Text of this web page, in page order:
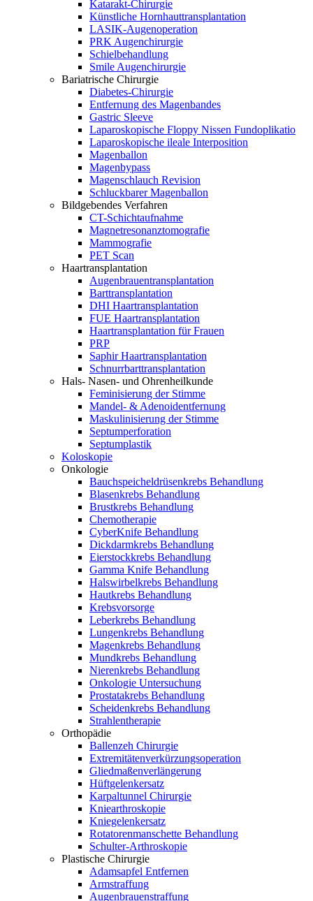
Katarakt-Chirurgie
Künstliche Hornhauttransplantation
LASIK-Augenoperation
PRK Augenchirurgie
Schielbehandlung
Smile Augenchirurgie
Bariatrische Chirurgie
Diabetes-Chirurgie
Entfernung des Magenbandes
Gastric Sleeve
Laparoskopische Floppy Nissen Fundoplikatio
Laparoskopische ileale Interposition
Magenballon
Magenbypass
Magenschlauch Revision
Schluckbarer Magenballon
Bildgebendes Verfahren
CT-Schichtaufnahme
Magnetresonanztomografie
Mammografie
PET Scan
Haartransplantation
Augenbrauentransplantation
Barttransplantation
DHI Haartransplantation
FUE Haartransplantation
Haartransplantation für Frauen
PRP
Saphir Haartransplantation
Schnurrbarttransplantation
Hals- Nasen- und Ohrenheilkunde
Feminisierung der Stimme
Mandel- & Adenoidentfernung
Maskulinisierung der Stimme
Septumperforation
Septumplastik
Koloskopie
Onkologie
Bauchspeicheldrüsenkrebs Behandlung
Blasenkrebs Behandlung
Brustkrebs Behandlung
Chemotherapie
CyberKnife Behandlung
Dickdarmkrebs Behandlung
Eierstockkrebs Behandlung
Gamma Knife Behandlung
Halswirbelkrebs Behandlung
Hautkrebs Behandlung
Krebsvorsorge
Leberkrebs Behandlung
Lungenkrebs Behandlung
Magenkrebs Behandlung
Mundkrebs Behandlung
Nierenkrebs Behandlung
Onkologie Untersuchung
Prostatakrebs Behandlung
Scheidenkrebs Behandlung
Strahlentherapie
Orthopädie
Ballenzeh Chirurgie
Extremitätenverkürzungsoperation
Gliedmaßenverlängerung
Hüftgelenkersatz
Karpaltunnel Chirurgie
Kniearthroskopie
Kniegelenkersatz
Rotatorenmanschette Behandlung
Schulter-Arthroskopie
Plastische Chirurgie
Adamsapfel Entfernen
Armstraffung
Augenbrauenstraffung